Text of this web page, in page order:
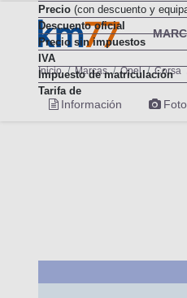
Precio(con descuento y
Descuento oficial
Precio sin impuestos
IVA
Impuesto de matriculación
Tarifa de